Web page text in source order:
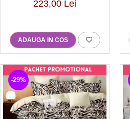
223,00 Lei
ADAUGA IN COS
-29%